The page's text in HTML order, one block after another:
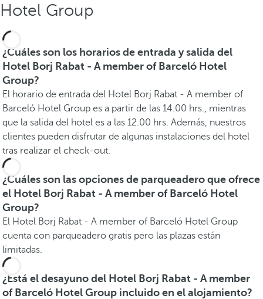
Hotel Group
¿Cuáles son los horarios de entrada y salida del
Hotel Borj Rabat - A member of Barceló Hotel
Group?
El horario de entrada del Hotel Borj Rabat - A member of
Barceló Hotel Group es a partir de las 14.00 hrs., mientras
que la salida del hotel es a las 12.00 hrs. Además, nuestros
clientes pueden disfrutar de algunas instalaciones del hotel
tras realizar el check-out.
¿Cuáles son las opciones de parqueadero que ofrece
el Hotel Borj Rabat - A member of Barceló Hotel
Group?
El Hotel Borj Rabat - A member of Barceló Hotel Group
cuenta con parqueadero gratis pero las plazas están
limitadas.
¿Está el desayuno del Hotel Borj Rabat - A member
of Barceló Hotel Group incluido en el alojamiento?